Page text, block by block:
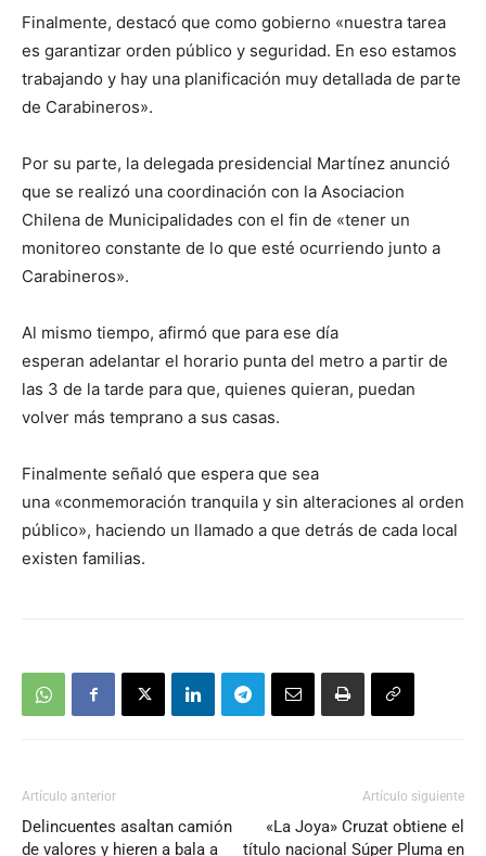
Finalmente, destacó que como gobierno «nuestra tarea
es garantizar orden público y seguridad. En eso estamos
trabajando y hay una planificación muy detallada de parte
de Carabineros».
Por su parte, la delegada presidencial Martínez anunció
que se realizó una coordinación con la Asociacion
Chilena de Municipalidades con el fin de «tener un
monitoreo constante de lo que esté ocurriendo junto a
Carabineros».
Al mismo tiempo, afirmó que para ese día
esperan adelantar el horario punta del metro a partir de
las 3 de la tarde para que, quienes quieran, puedan
volver más temprano a sus casas.
Finalmente señaló que espera que sea
una «conmemoración tranquila y sin alteraciones al orden
público», haciendo un llamado a que detrás de cada local
existen familias.
Artículo anterior
Delincuentes asaltan camión
de valores y hieren a bala a
Artículo siguiente
«La Joya» Cruzat obtiene el
título nacional Súper Pluma en